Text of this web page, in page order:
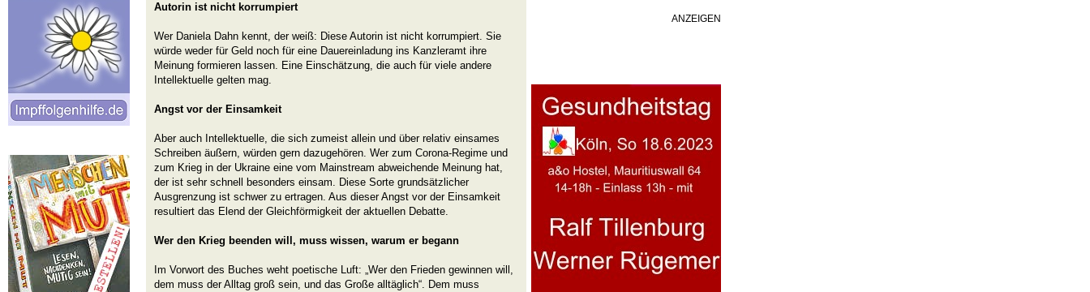
Autorin ist nicht korrumpiert
Wer Daniela Dahn kennt, der weiß: Diese Autorin ist nicht korrumpiert. Sie
würde weder für Geld noch für eine Dauereinladung ins Kanzleramt ihre
Meinung formieren lassen. Eine Einschätzung, die auch für viele andere
Intellektuelle gelten mag.
Angst vor der Einsamkeit
Aber auch Intellektuelle, die sich zumeist allein und über relativ einsames
Schreiben äußern, würden gern dazugehören. Wer zum Corona-Regime und
zum Krieg in der Ukraine eine vom Mainstream abweichende Meinung hat,
der ist sehr schnell besonders einsam. Diese Sorte grundsätzlicher
Ausgrenzung ist schwer zu ertragen. Aus dieser Angst vor der Einsamkeit
resultiert das Elend der Gleichförmigkeit der aktuellen Debatte.
Wer den Krieg beenden will, muss wissen, warum er begann
Im Vorwort des Buches weht poetische Luft: „Wer den Frieden gewinnen will,
dem muss der Alltag groß sein, und das Große alltäglich“. Dem muss
ANZEIGEN